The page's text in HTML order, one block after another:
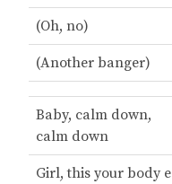
(Oh, no)
(Another banger)
Baby, calm down,
calm down
Girl, this your body e